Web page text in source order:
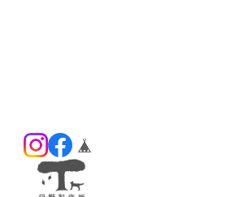
押型名刺ケース（カードケース/3樹種）